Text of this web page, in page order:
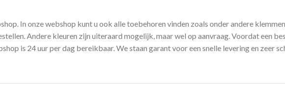
In onze webshop kunt u ook alle toebehoren vinden zoals onder andere
Andere kleuren zijn uiteraard mogelijk, maar wel op aanvraag. Voordat een
is 24 uur per dag bereikbaar. We staan garant voor een snelle levering en zeer